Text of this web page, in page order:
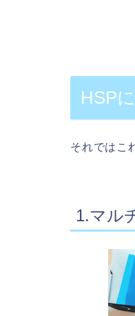
HSP
それではこ
1.マル